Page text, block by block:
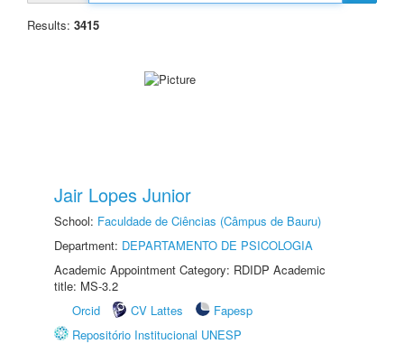
Results: 3415
Jair Lopes Junior
School: Faculdade de Ciências (Câmpus de Bauru)
Department: DEPARTAMENTO DE PSICOLOGIA
Academic Appointment Category: RDIDP Academic
title: MS-3.2
Orcid
CV Lattes
Fapesp
Repositório Institucional UNESP